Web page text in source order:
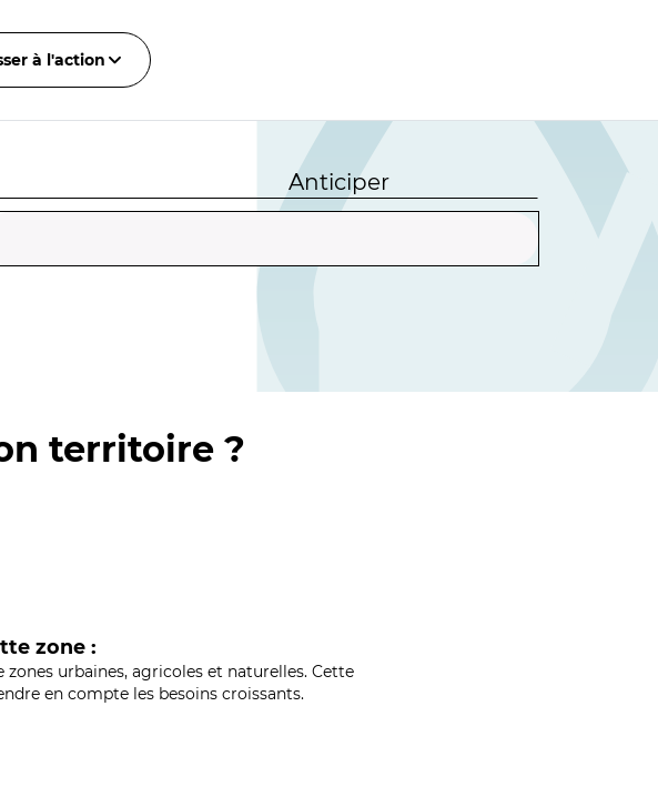
à l'action
Anticiper
territoire ?
zone :
urbaines, agricoles et naturelles. Cette
en compte les besoins croissants.